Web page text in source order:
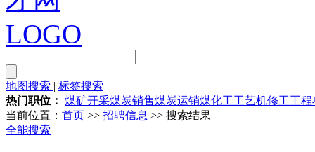
地图搜索 | 标签搜索
热门职位： 煤矿开采煤炭销售煤炭运销煤化工工艺机修工工程
当前位置： 首页 >> 招聘信息 >> 搜索结果
全能搜索